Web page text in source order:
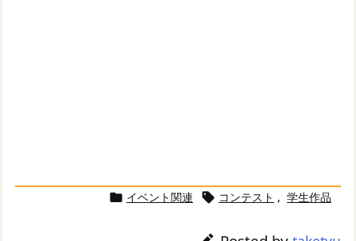
 イベント関連  コンテスト , 学生作品